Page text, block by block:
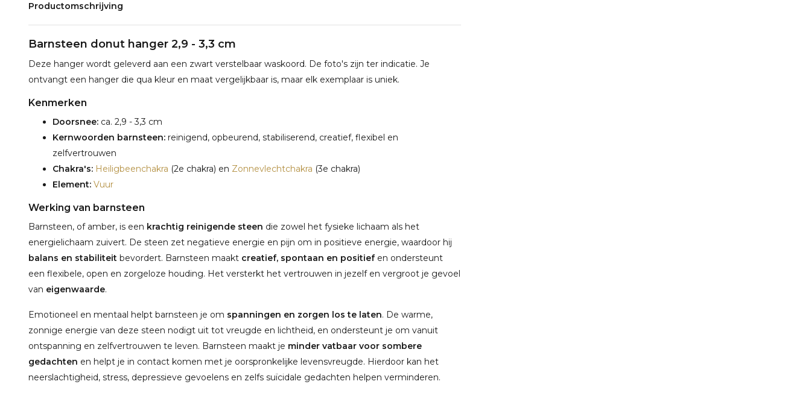
Productomschrijving
Barnsteen donut hanger 2,9 - 3,3 cm
Deze hanger wordt geleverd aan een zwart verstelbaar waskoord. De foto's zijn ter indicatie. Je
ontvangt een hanger die qua kleur en maat vergelijkbaar is, maar elk exemplaar is uniek.
Kenmerken
Doorsnee: ca. 2,9 - 3,3 cm
Kernwoorden barnsteen: reinigend, opbeurend, stabiliserend, creatief, flexibel en
zelfvertrouwen
Chakra's: Heiligbeenchakra (2e chakra) en Zonnevlechtchakra (3e chakra)
Element: Vuur
Werking van barnsteen
Barnsteen, of amber, is een krachtig reinigende steen die zowel het fysieke lichaam als het
energielichaam zuivert. De steen zet negatieve energie en pijn om in positieve energie, waardoor hij
balans en stabiliteit bevordert. Barnsteen maakt creatief, spontaan en positiefen ondersteunt
een flexibele, open en zorgeloze houding. Het versterkt het vertrouwen in jezelf en vergroot je gevoel
van eigenwaarde.
Emotioneel en mentaal helpt barnsteen je om spanningen en zorgen los te laten. De warme,
zonnige energie van deze steen nodigt uit tot vreugde en lichtheid, en ondersteunt je om vanuit
ontspanning en zelfvertrouwen te leven. Barnsteen maakt je minder vatbaar voor sombere
gedachten en helpt je in contact komen met je oorspronkelijke levensvreugde. Hierdoor kan het
neerslachtigheid, stress, depressieve gevoelens en zelfs suïcidale gedachten helpen verminderen.